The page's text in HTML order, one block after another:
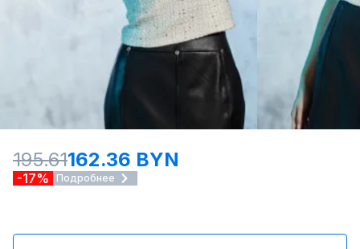
195.61162.36 BYN
-17% Подробнее